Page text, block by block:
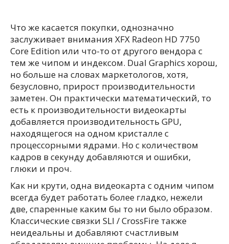
Что же касается покупки, однозначно
заслуживает внимания XFX Radeon HD 7750
Core Edition или что-то от другого вендора с
тем же чипом и индексом. Dual Graphics хорош,
но больше на словах маркетологов, хотя,
безусловно, прирост производительности
заметен. Он практически математический, то
есть к производительности видеокарты
добавляется производительность GPU,
находящегося на одном кристалле с
процессорными ядрами. Но с количеством
кадров в секунду добавляются и ошибки,
глюки и проч.
Как ни крути, одна видеокарта с одним чипом
всегда будет работать более гладко, нежели
две, спаренные каким бы то ни было образом.
Классические связки SLI / CrossFire также
неидеальны и добавляют счастливым